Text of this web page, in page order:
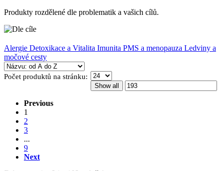
Produkty rozdělené dle problematik a vašich cílů.
Alergie Detoxikace a Vitalita Imunita PMS a menopauza Ledviny a
močové cesty
Počet produktů na stránku:
Show all
Previous
1
2
3
...
9
Next